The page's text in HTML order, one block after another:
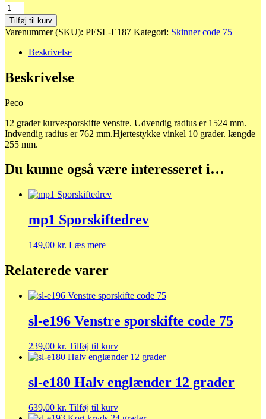
sl-
E187
Kurve
sporskifte
code
antal
Tilføj til kurv
Varenummer (SKU): PESL-E187 Kategori: Skinner code 75
Beskrivelse
Beskrivelse
Peco
12 grader kurvesporskifte venstre. Udvendig radius er 1524 mm.
Indvendig radius er 762 mm.Hjertestykke vinkel 10 grader. længde
255 mm.
Du kunne også være interesseret i…
mp1 Sporskiftedrev
149,00 kr. Læs mere
Relaterede varer
sl-e196 Venstre sporskifte code 75
239,00 kr. Tilføj til kurv
sl-e180 Halv englænder 12 grader
639,00 kr. Tilføj til kurv